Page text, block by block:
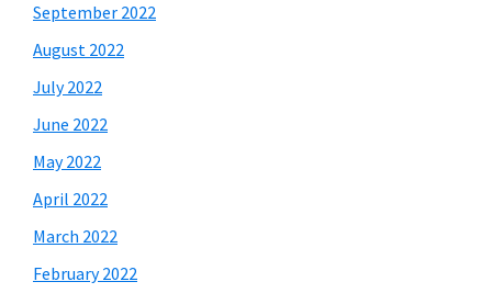
September 2022
August 2022
July 2022
June 2022
May 2022
April 2022
March 2022
February 2022